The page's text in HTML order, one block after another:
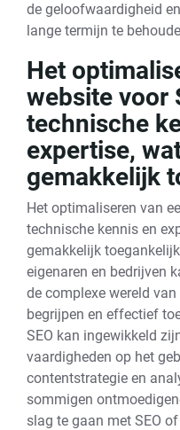
de geloofwaardigheid
lange termijn te
Het
website voor
technische
expertise,
gemakkelijk
Het optimaliseren van
technische kennis en
gemakkelijk
eigenaren en bedrijven
de complexe wereld
begrijpen en effectief
SEO kan ingewikkeld
vaardigheden op het
contentstrategie en
sommigen
slag te gaan met SEO